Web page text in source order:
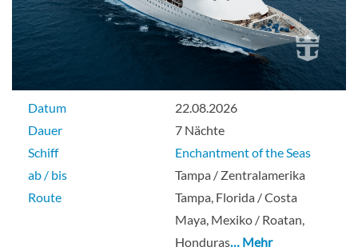
Datum
22.08.2026
Dauer
7 Nächte
Schiff
Enchantment of the Seas
ab / bis
Tampa / Zentralamerika
Route
Tampa, Florida / Costa
Maya, Mexiko / Roatan,
Honduras… Mehr